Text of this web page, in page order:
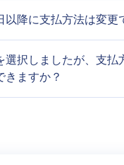
以降に支払方法は変更
選択しましたが、支払
きますか？